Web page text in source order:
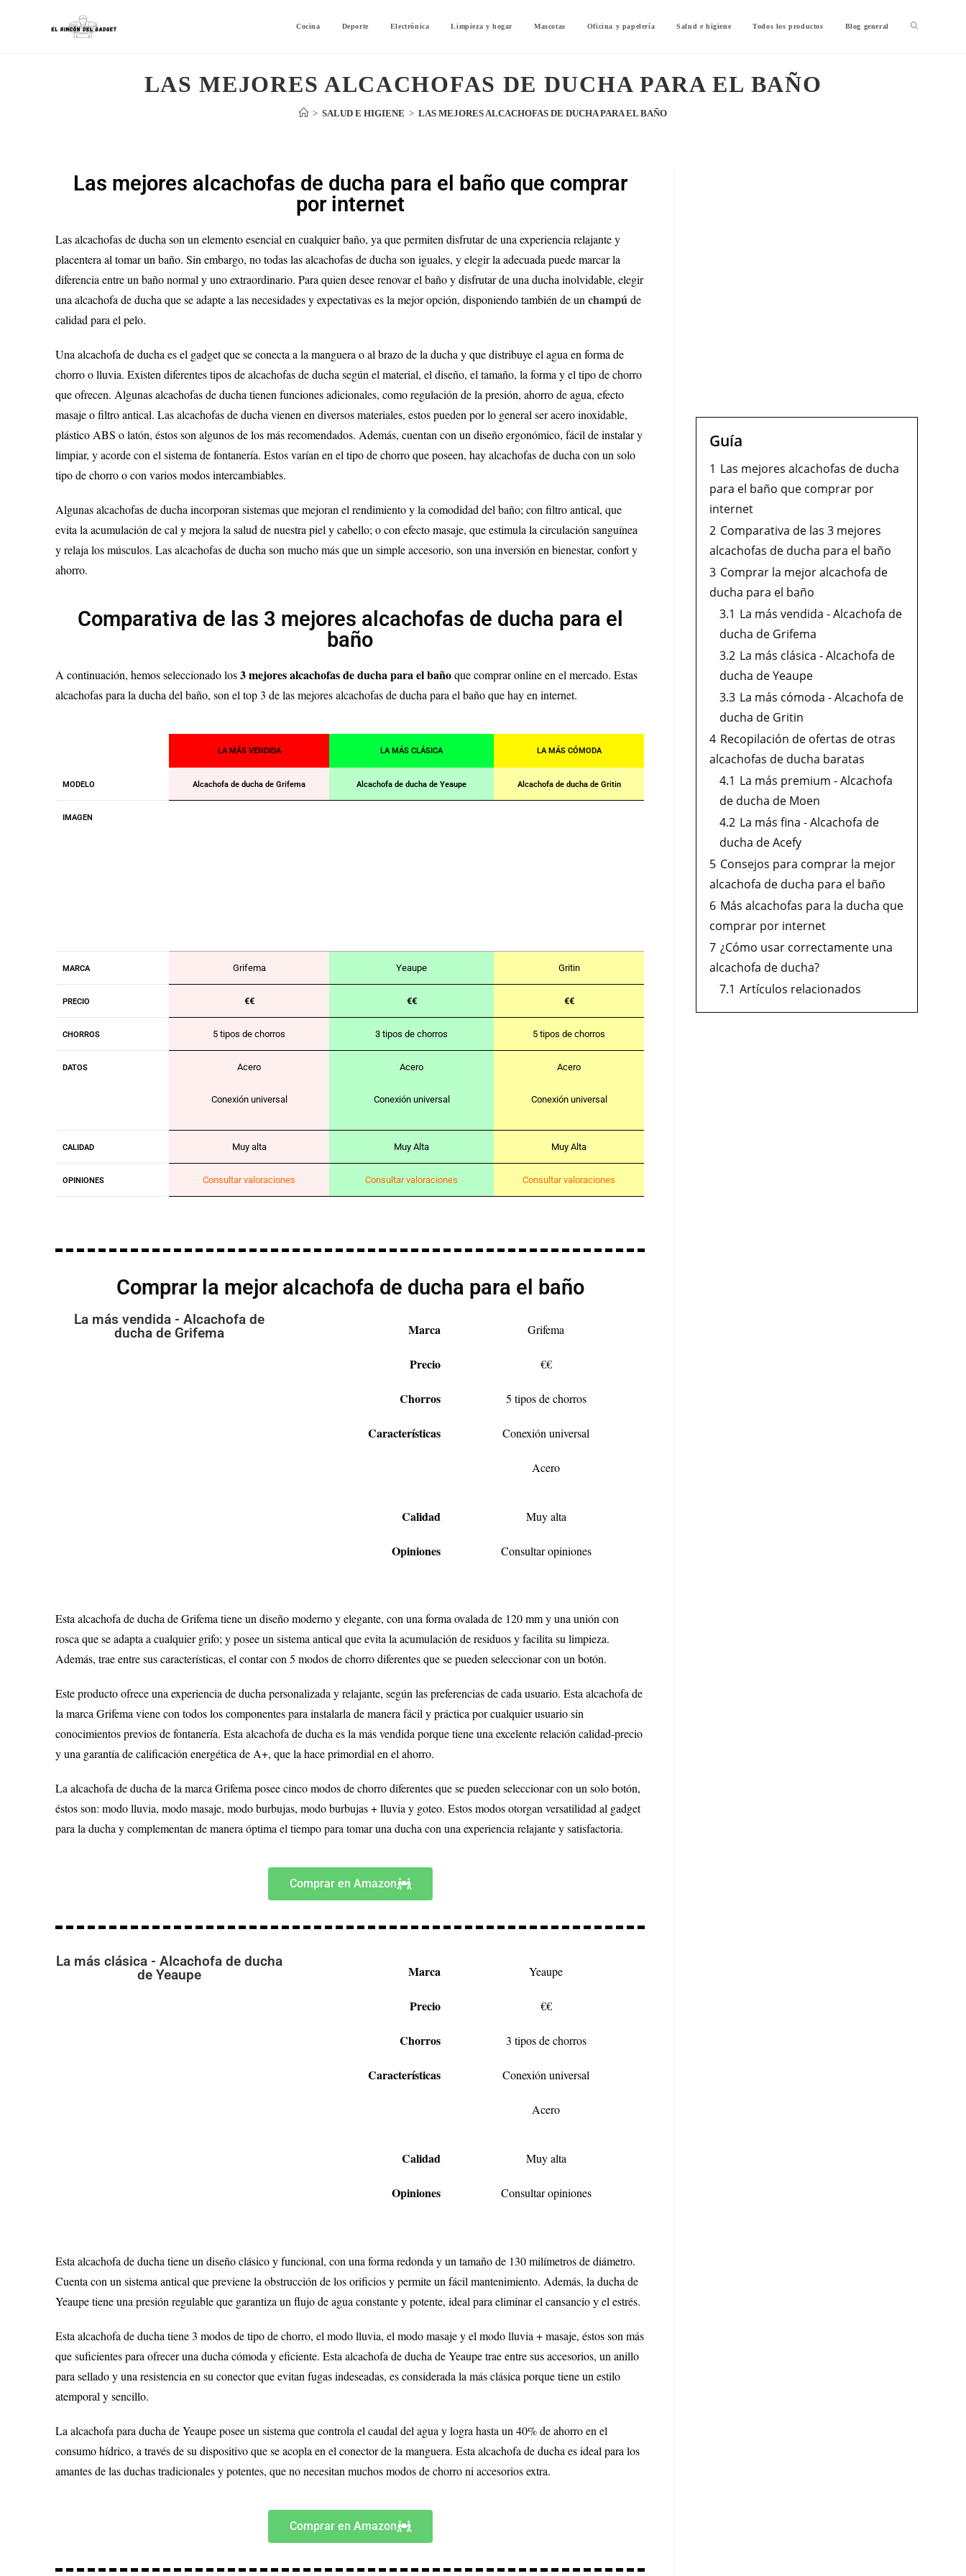
Cocina Deporte Electrónica Limpieza y hogar Mascotas Oficina y papelería Salud e higiene Todos los productos Blog general
LAS MEJORES ALCACHOFAS DE DUCHA PARA EL BAÑO
> SALUD E HIGIENE > LAS MEJORES ALCACHOFAS DE DUCHA PARA EL BAÑO
Las mejores alcachofas de ducha para el baño que comprar
por internet
Las alcachofas de ducha son un elemento esencial en cualquier baño, ya que permiten disfrutar de una experiencia relajante y
placentera al tomar un baño. Sin embargo, no todas las alcachofas de ducha son iguales, y elegir la adecuada puede marcar la
diferencia entre un baño normal y uno extraordinario. Para quien desee renovar el baño y disfrutar de una ducha inolvidable, elegir
una alcachofa de ducha que se adapte a las necesidades y expectativas es la mejor opción, disponiendo también de unchampúde
calidad para el pelo.
Una alcachofa de ducha es el gadget que se conecta a la manguera o al brazo de la ducha y que distribuye el agua en forma de
chorro o lluvia. Existen diferentes tipos de alcachofas de ducha según el material, el diseño, el tamaño, la forma y el tipo de chorro
que ofrecen. Algunas alcachofas de ducha tienen funciones adicionales, como regulación de la presión, ahorro de agua, efecto
masaje o filtro antical. Las alcachofas de ducha vienen en diversos materiales, estos pueden por lo general ser acero inoxidable,
plástico ABS o latón, éstos son algunos de los más recomendados. Además, cuentan con un diseño ergonómico, fácil de instalar y
limpiar, y acorde con el sistema de fontanería. Estos varían en el tipo de chorro que poseen, hay alcachofas de ducha con un solo
tipo de chorro o con varios modos intercambiables.
Algunas alcachofas de ducha incorporan sistemas que mejoran el rendimiento y la comodidad del baño; con filtro antical, que
evita la acumulación de cal y mejora la salud de nuestra piel y cabello; o con efecto masaje, que estimula la circulación sanguínea
y relaja los músculos. Las alcachofas de ducha son mucho más que un simple accesorio, son una inversión en bienestar, confort y
ahorro.
Comparativa de las 3 mejores alcachofas de ducha para el
baño
A continuación, hemos seleccionado los3mejores alcachofas de ducha para el bañoque comprar online en el mercado. Estas
alcachofas para la ducha del baño, son el top 3 de las mejores alcachofas de ducha para el baño que hay en internet.
LA MÁS VENDIDA LA MÁS CLÁSICA LA MÁS CÓMODA
MODELO Alcachofa de ducha de Grifema Alcachofa de ducha de Yeaupe Alcachofa de ducha de Gritin
IMAGEN
MARCA Grifema Yeaupe Gritin
PRECIO €€ €€ €€
CHORROS 5 tipos de chorros 3 tipos de chorros 5 tipos de chorros
DATOS Acero
Conexión universal
Acero
Conexión universal
Acero
Conexión universal
CALIDAD Muy alta Muy Alta Muy Alta
OPINIONES Consultar valoraciones Consultar valoraciones Consultar valoraciones
Comprar la mejor alcachofa de ducha para el baño
La más vendida - Alcachofa de
ducha de Grifema
Marca Grifema
Precio €€
Chorros 5 tipos de chorros
Características Conexión universal
Acero
Calidad Muy alta
Opiniones Consultar opiniones
Esta alcachofa de ducha de Grifema tiene un diseño moderno y elegante, con una forma ovalada de 120 mm y una unión con
rosca que se adapta a cualquier grifo; y posee un sistema antical que evita la acumulación de residuos y facilita su limpieza.
Además, trae entre sus características, el contar con 5 modos de chorro diferentes que se pueden seleccionar con un botón.
Este producto ofrece una experiencia de ducha personalizada y relajante, según las preferencias de cada usuario. Esta alcachofa de
la marca Grifema viene con todos los componentes para instalarla de manera fácil y práctica por cualquier usuario sin
conocimientos previos de fontanería. Esta alcachofa de ducha es la más vendida porque tiene una excelente relación calidad-precio
y una garantía de calificación energética de A+, que la hace primordial en el ahorro.
La alcachofa de ducha de la marca Grifema posee cinco modos de chorro diferentes que se pueden seleccionar con un solo botón,
éstos son: modo lluvia, modo masaje, modo burbujas, modo burbujas + lluvia y goteo. Estos modos otorgan versatilidad al gadget
para la ducha y complementan de manera óptima el tiempo para tomar una ducha con una experiencia relajante y satisfactoria.
Comprar en Amazon
La más clásica - Alcachofa de ducha
de Yeaupe
Marca Yeaupe
Precio €€
Chorros 3 tipos de chorros
Características Conexión universal
Acero
Calidad Muy alta
Opiniones Consultar opiniones
Esta alcachofa de ducha tiene un diseño clásico y funcional, con una forma redonda y un tamaño de 130 milímetros de diámetro.
Cuenta con un sistema antical que previene la obstrucción de los orificios y permite un fácil mantenimiento. Además, la ducha de
Yeaupe tiene una presión regulable que garantiza un flujo de agua constante y potente, ideal para eliminar el cansancio y el estrés.
Esta alcachofa de ducha tiene 3 modos de tipo de chorro, el modo lluvia, el modo masaje y el modo lluvia + masaje, éstos son más
que suficientes para ofrecer una ducha cómoda y eficiente. Esta alcachofa de ducha de Yeaupe trae entre sus accesorios, un anillo
para sellado y una resistencia en su conector que evitan fugas indeseadas, es considerada la más clásica porque tiene un estilo
atemporal y sencillo.
La alcachofa para ducha de Yeaupe posee un sistema que controla el caudal del agua y logra hasta un 40% de ahorro en el
consumo hídrico, a través de su dispositivo que se acopla en el conector de la manguera. Esta alcachofa de ducha es ideal para los
amantes de las duchas tradicionales y potentes, que no necesitan muchos modos de chorro ni accesorios extra.
Comprar en Amazon
Guía
1 Las mejores alcachofas de ducha
para el baño que comprar por
internet
2 Comparativa de las 3 mejores
alcachofas de ducha para el baño
3 Comprar la mejor alcachofa de
ducha para el baño
3.1 La más vendida - Alcachofa de
ducha de Grifema
3.2 La más clásica - Alcachofa de
ducha de Yeaupe
3.3 La más cómoda - Alcachofa de
ducha de Gritin
4 Recopilación de ofertas de otras
alcachofas de ducha baratas
4.1 La más premium - Alcachofa
de ducha de Moen
4.2 La más fina - Alcachofa de
ducha de Acefy
5 Consejos para comprar la mejor
alcachofa de ducha para el baño
6 Más alcachofas para la ducha que
comprar por internet
7 ¿Cómo usar correctamente una
alcachofa de ducha?
7.1 Artículos relacionados